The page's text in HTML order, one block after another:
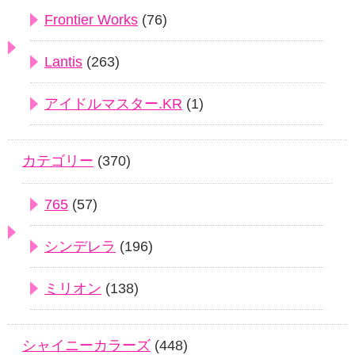
Frontier Works (76)
Lantis (263)
アイドルマスター.KR (1)
カテゴリー (370)
765 (57)
シンデレラ (196)
ミリオン (138)
シャイニーカラーズ (448)